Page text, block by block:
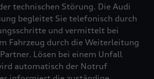
technischen Störung. Die Audi
begleitet Sie telefonisch durch
und vermittelt bei
Fahrzeug durch die Weiterleitung
Lösen bei einem Unfall
automatisch der Notruf